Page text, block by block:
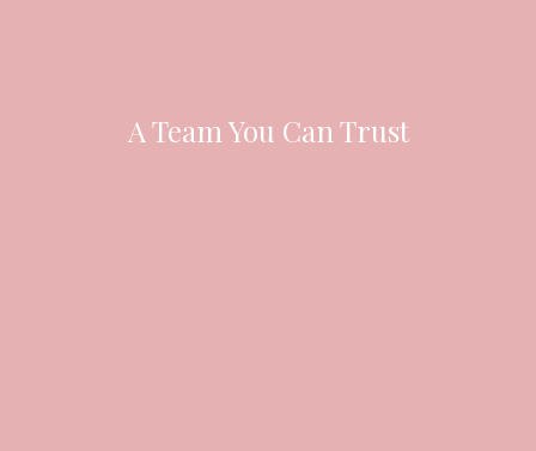
A Team You Can Trust